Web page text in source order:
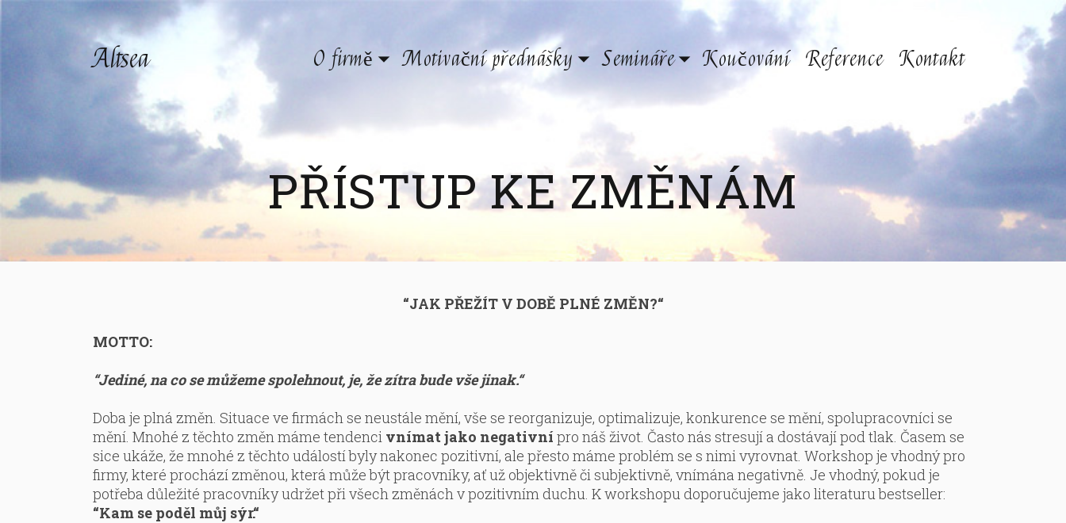
Altsea O firmě Motivační přednášky Semináře Koučování Reference Kontakt
PŘÍSTUP KE ZMĚNÁM
“JAK PŘEŽÍT V DOBĚ PLNÉ ZMĚN?“
MOTTO:
“Jediné, na co se můžeme spolehnout, je, že zítra bude vše jinak.“
Doba je plná změn. Situace ve firmách se neustále mění, vše se reorganizuje, optimalizuje, konkurence se mění, spolupracovníci se
mění. Mnohé z těchto změn máme tendenci vnímat jako negativní pro náš život. Často nás stresují a dostávají pod tlak. Časem se
sice ukáže, že mnohé z těchto událostí byly nakonec pozitivní, ale přesto máme problém se s nimi vyrovnat. Workshop je vhodný pro
firmy, které prochází změnou, která může být pracovníky, ať už objektivně či subjektivně, vnímána negativně. Je vhodný, pokud je
potřeba důležité pracovníky udržet při všech změnách v pozitivním duchu. K workshopu doporučujeme jako literaturu bestseller:
“Kam se poděl můj sýr.“